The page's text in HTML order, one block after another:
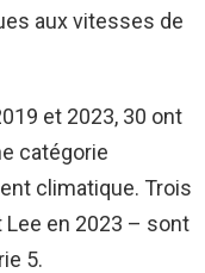
aux vitesses de
et 2023, 30 ont
catégorie
climatique. Trois
Lee en 2023 – sont
5.